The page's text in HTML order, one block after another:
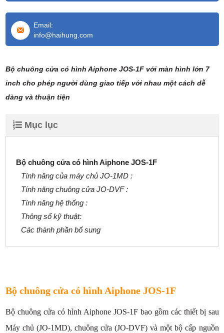
Email:
info@haihung.com
Bộ chuông cửa có hình Aiphone JOS-1F với màn hình lớn 7
inch cho phép người dùng giao tiếp với nhau một cách dễ
dàng và thuận tiện
Mục lục
Bộ chuông cửa có hình Aiphone JOS-1F
Tính năng của máy chủ JO-1MD :
Tính năng chuông cửa JO-DVF :
Tính năng hệ thống :
Thông số kỹ thuật:
Các thành phần bổ sung
Bộ chuông cửa có hình Aiphone JOS-1F
Bộ chuông cửa có hình Aiphone JOS-1F bao gồm các thiết bị sau
Máy chủ (JO-1MD), chuông cửa (JO-DVF) và một bộ cấp nguồn